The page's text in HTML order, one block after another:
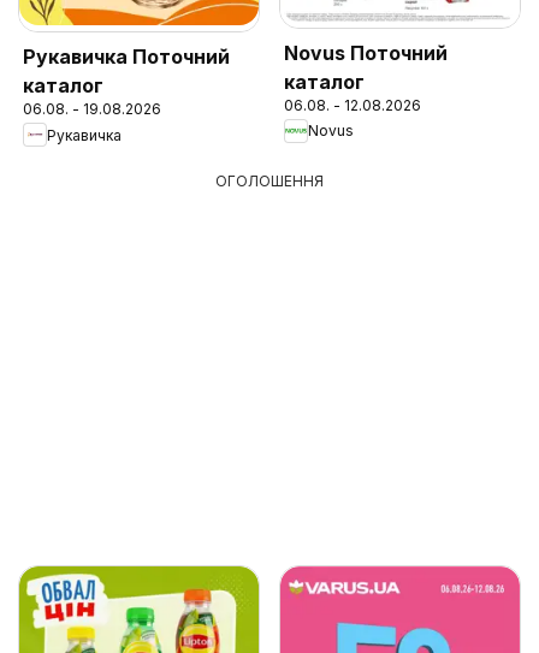
Рукавичка Поточний
каталог
06.08. - 19.08.2026
Рукавичка
Novus Поточний
каталог
06.08. - 12.08.2026
Novus
ОГОЛОШЕННЯ